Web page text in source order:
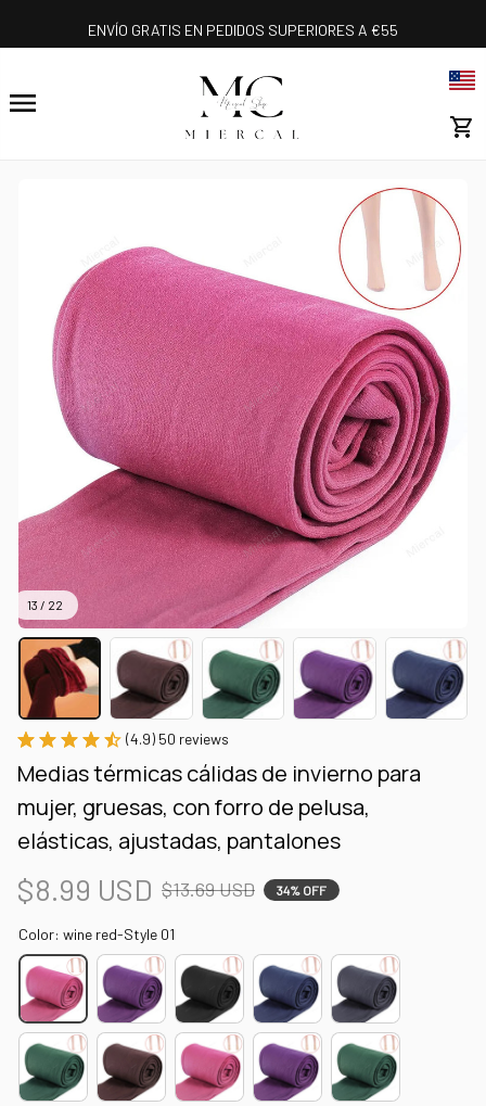
ENVÍO GRATIS EN PEDIDOS SUPERIORES A €55
13 / 22
(4.9) 50 reviews
Medias térmicas cálidas de invierno para
mujer, gruesas, con forro de pelusa,
elásticas, ajustadas, pantalones
$8.99 USD $13.69 USD 34% OFF
Color: wine red-Style 01